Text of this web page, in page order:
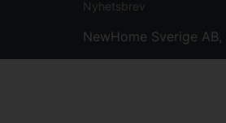
Nyhetsbrev
NewHome Sverige AB